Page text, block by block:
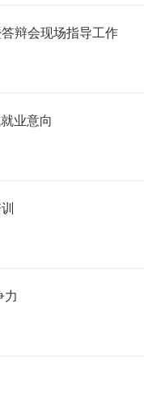
辩会现场指导工作
业意向
力